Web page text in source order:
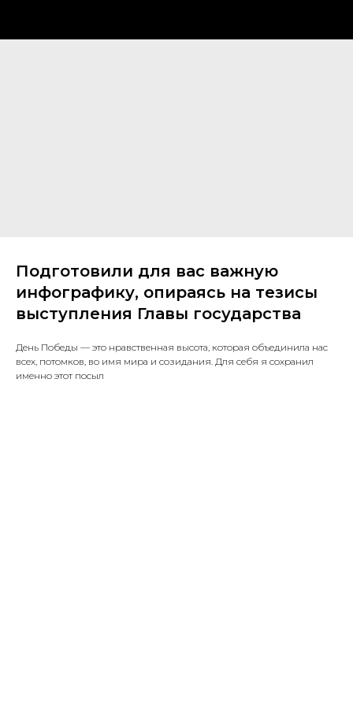
Подготовили для вас важную
инфографику, опираясь на тезисы
выступления Главы государства
День Победы — это нравственная высота, которая объединила нас
всех, потомков, во имя мира и созидания. Для себя я сохранил
именно этот посыл